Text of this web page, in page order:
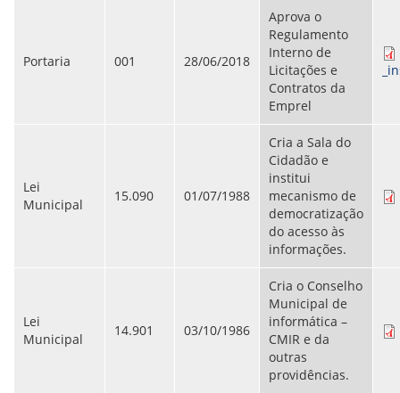
PLR
PARTICIPAÇÃO NOS LUCROS E RESULTADOS
CONSULTA MEUS RECURSOS PLR
CONSULTA TODOS RECURSOS PLR
PGDE - PROGRAMA DE GERENCIAMENTO DO
DESEMPENHO DOS EMPREGADOS DA EMPREL
AFASTAMENTOS DOS FUNCIONÁRIOS
PPP - PERFIL PROFISSIOGRÁFICO
PROGRAMA QUALIDADE DE VIDA
PROGRAMA DE ESTAGIÁRIO
Portaria 001 28/06/2018
Aprova o
Regulamento
Interno de
Licitações e
Contratos da
Emprel
Lei
Municipal
15.090 01/07/1988
Cria a Sala do
Cidadão e
institui
mecanismo de
democratização
do acesso às
informações.
Lei
Municipal
14.901 03/10/1986
Cria o Conselho
Municipal de
informática –
CMIR e da
outras
providências.